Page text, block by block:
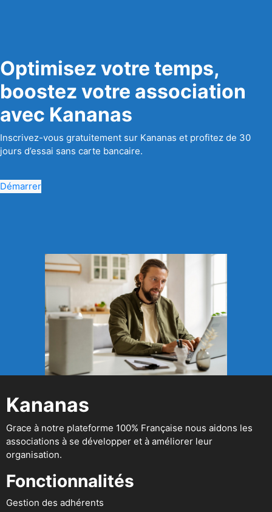
Optimisez votre temps,
boostez votre association
avec Kananas
Inscrivez-vous gratuitement sur Kananas et profitez de 30
jours d’essai sans carte bancaire.
Démarrer
Kananas
Grace à notre plateforme 100% Française nous aidons les
associations à se développer et à améliorer leur
organisation.
Fonctionnalités
Gestion des adhérents